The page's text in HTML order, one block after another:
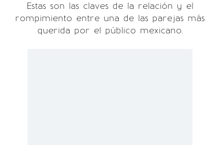
Estas son las claves de la relación y el
rompimiento entre una de las parejas más
querida por el público mexicano.